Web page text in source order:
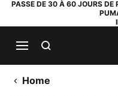
PASSE DE 30 À 60 JOURS DE
Home